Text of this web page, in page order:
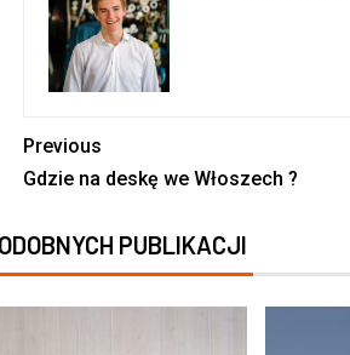
Previous
Gdzie na deskę we Włoszech ?
PUBLIKACJI